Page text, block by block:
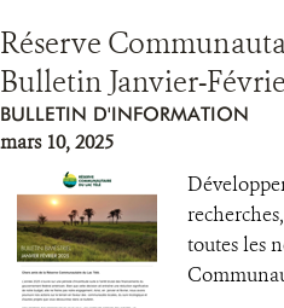
Réserve
Bulletin Janvier-
BULLETIN D'INFORMATION
mars 10, 2025
toutes les